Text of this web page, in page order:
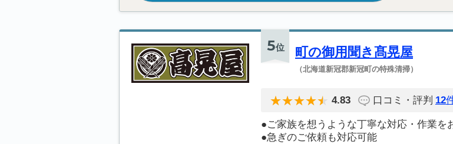
5位 町の御用聞き髙晃屋
（北海道新冠郡新冠町の特殊清掃）
4.83 口コミ・評判 12
●ご家族を想うような丁寧な対応・作業を
●急ぎのご依頼も対応可能